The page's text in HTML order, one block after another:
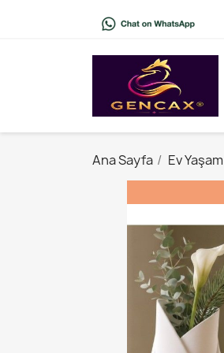
Ana Sayfa Ev Yaşam